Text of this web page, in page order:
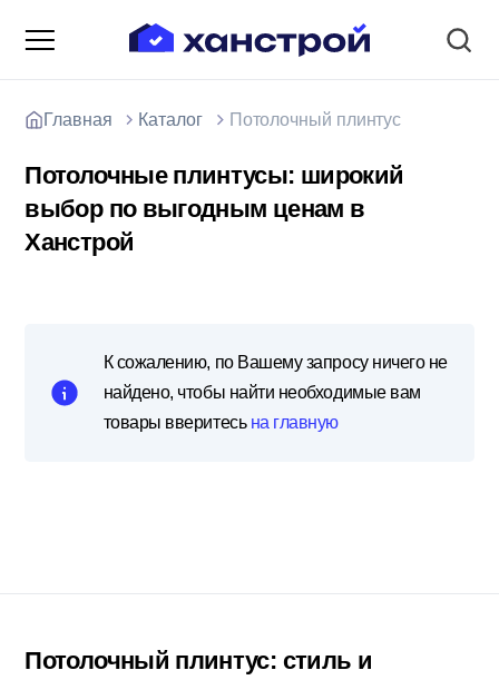
Зарядные станции для электромобилей
О компании
Отзывы покупателей
Главная Каталог Потолочный плинтус
Потолочные плинтусы: широкий
выбор по выгодным ценам в
Ханстрой
К сожалению, по Вашему запросу ничего не
найдено, чтобы найти необходимые вам
товары вверитесь на главную
Потолочный плинтус: стиль и